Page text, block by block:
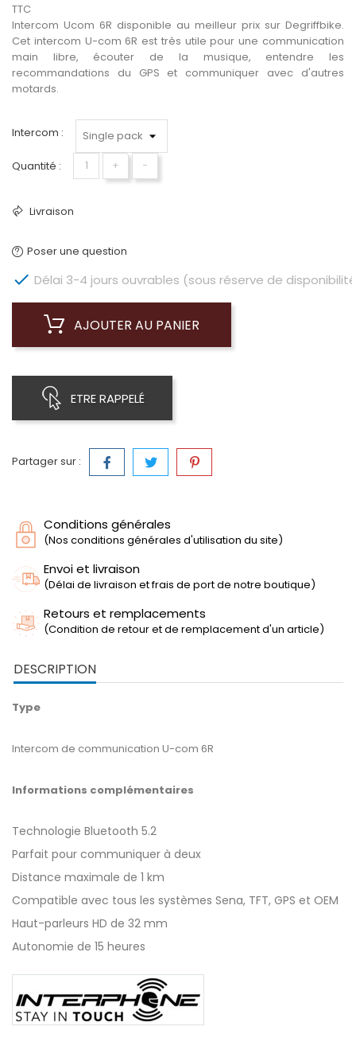
TTC
Intercom Ucom 6R disponible au meilleur prix sur Degriffbike.
Cet intercom U-com 6R est très utile pour une communication
main libre, écouter de la musique, entendre les
recommandations du GPS et communiquer avec d'autres
motards.
Intercom :
Quantité : + −
Livraison
Poser une question
 Délai 3-4 jours ouvrables (sous réserve de
AJOUTER AU PANIER
ETRE RAPPELÉ
Partager sur :
Conditions générales
(Nos conditions générales d'utilisation du site)
Envoi et livraison
(Délai de livraison et frais de port de notre boutique)
Retours et remplacements
(Condition de retour et de remplacement d'un article)
DESCRIPTION
Type
Intercom de communication U-com 6R
Informations complémentaires
Technologie Bluetooth 5.2
Parfait pour communiquer à deux
Distance maximale de 1 km
Compatible avec tous les systèmes Sena, TFT, GPS et OEM
Haut-parleurs HD de 32 mm
Autonomie de 15 heures